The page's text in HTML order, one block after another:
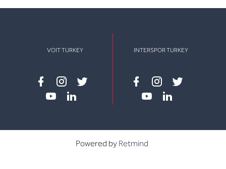
VOIT TURKEY
Facebook
instagram
twitter
INTERSPOR TURKEY
Facebook
instagram
twitter
Powered by Retmind